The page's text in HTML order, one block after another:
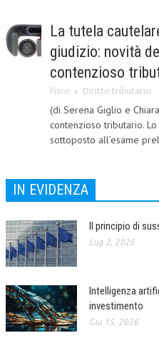
DIRITTO DEL LAVORO
DIRITTO DEL WEB
DIRITTO DELLE IMPRESE IN
CRIMINOLOGIA E
SICUREZZA SUL LAVORO
DIRITTO TRIBUTARIO
FISCALITÀ
TAX RISK MANAGEMENT
CFC E PARADISI FISCALI
TRANSFER PRICING
La tutela
giudizio: novità
contenzioso
Fisco Diritto tributario
(di Serena Giglio e
contenzioso tributario.
sottoposto all’esame
IN EVIDENZA
Il principio di
Lug 2, 2026
Intelligenza
investimento
Giu 15, 2026